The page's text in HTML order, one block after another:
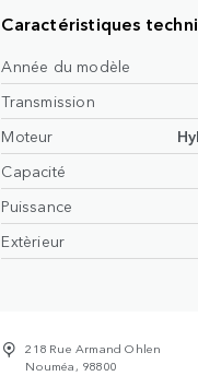
Caractéristiques
Année du modèle
Transmission
Moteur
Capacité
Puissance
Extèrieur
218 Rue Armand Ohlen
Nouméa, 98800